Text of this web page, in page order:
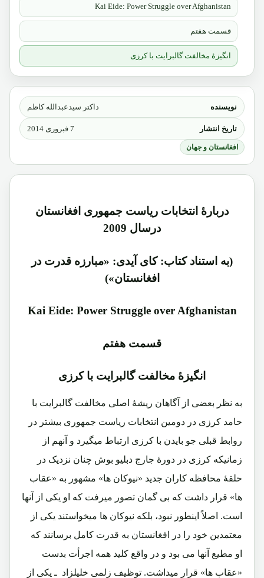
نویسنده داکتر سیدعبدالله کاظم
تاریخ انتشار 7 فبروری 2014
افغانستان و جهان
دربارۀ انتخابات ریاست جمهوری افغانستان
درسال 2009
(به استناد کتاب: کای آیدی: «مبارزه قدرت در
افغانستان»)
Kai Eide: Power Struggle over Afghanistan
قسمت هفتم
انگیزۀ مخالفت گالبرایت با کرزی
به نظر بعضی از آگاهان ریشۀ اصلی مخالفت گالبرایت با
حامد کرزی در دومین انتخابات ریاست جمهوری بیشتر در
روابط قبلی جو بایدن با کرزی ارتباط میگیرد و آنهم از
زمانیکه کرزی در دورۀ جارج دبلیو بوش چنان نزدیک در
حلقۀ محافظه کاران جدید «نیوکان ها» مشهور به «عقاب
ها» قرار داشت که بی گمان تصور میرفت که او یکی از آنها
است. اصلاً اینطور نبود، بلکه نیوکان ها میخواستند یکی از
معتمدین خود را در افغانستان به قدرت کامل برسانند که
او مطیع آنها می بود و در واقع کلید همه اجرأت بدست
«عقاب ها» قرار میداشت. توظیف زلمی خلیلزاد ـ یکی از
Kai Eide: Power Struggle over Afghanistan
قسمت هفتم
انگیزۀ مخالفت گالبرایت با کرزی